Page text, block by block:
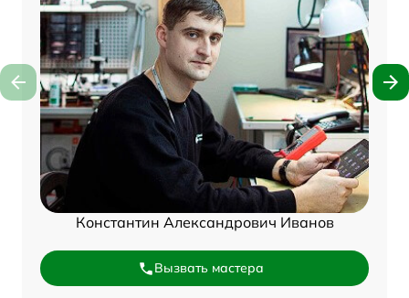
Константин Александрович Иванов
Вызвать мастера